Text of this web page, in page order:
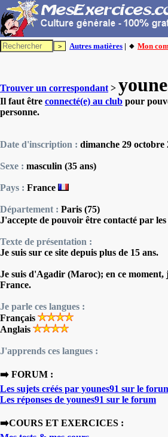
Autres matières | 🔸 Mon
Trouver un correspondant >
Il faut être connecté(e) au club pour
personne.
Date d'inscription : dimanche 29 octobre
Sexe : masculin (35 ans)
Pays : France
Département : Paris (75)
J'accepte de pouvoir être contacté par
Texte de présentation :
Je suis sur ce site depuis plus de 15 ans.
Je suis d'Agadir (Maroc); en ce moment,
France.
Je parle ces langues :
Français
Anglais
J'apprends ces langues :
➡️ FORUM :
Les sujets créés par younes91 sur le
Les réponses de younes91 sur le forum
➡️COURS ET EXERCICES :